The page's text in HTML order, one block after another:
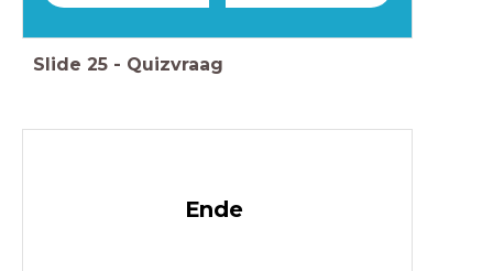
Slide 25 - Quizvraag
Ende